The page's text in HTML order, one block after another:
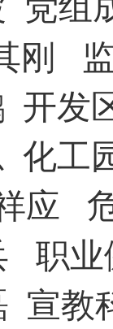
党组
刚
开发
化工
应
职业
宣教